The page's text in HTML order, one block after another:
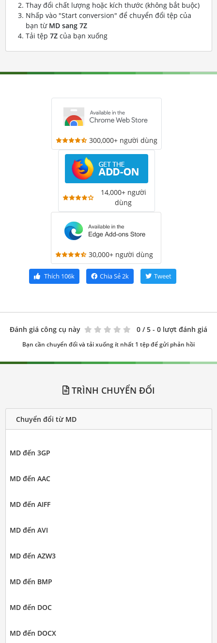
Thay đổi chất lượng hoặc kích thước (không bắt buộc)
Nhấp vào "Start conversion" để chuyển đổi tệp của
bạn từ MD sang 7Z
Tải tệp 7Zcủa bạn xuống
300,000+ người dùng
14,000+ người
dùng
30,000+ người dùng
Thích 106k Chia Sẻ2k Tweet
Đánh giá công cụ này 0 / 5 - 0 lượt đánh giá
Bạn cần chuyển đổi và tải xuống ít nhất 1 tệp để gửi phản hồi
TRÌNH CHUYỂN ĐỔI
Chuyển đổi từ MD
MD đến 3GP
MD đến AAC
MD đến AIFF
MD đến AVI
MD đến AZW3
MD đến BMP
MD đến DOC
MD đến DOCX